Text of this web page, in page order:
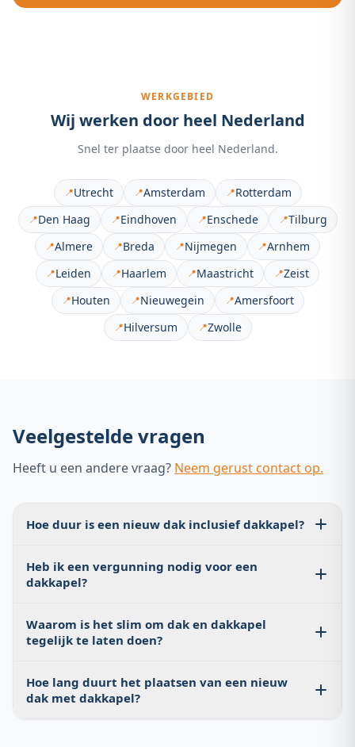
WERKGEBIED
Wij werken door heel Nederland
Snel ter plaatse door heel Nederland.
📍Utrecht 📍Amsterdam 📍Rotterdam
📍Den Haag 📍Eindhoven 📍Enschede 📍Tilburg
📍Almere 📍Breda 📍Nijmegen 📍Arnhem
📍Leiden 📍Haarlem 📍Maastricht 📍Zeist
📍Houten 📍Nieuwegein 📍Amersfoort
📍Hilversum 📍Zwolle
Veelgestelde vragen
Heeft u een andere vraag? Neem gerust contact op.
Hoe duur is een nieuw dak inclusief dakkapel?
plus een standaard dakkapel kost gemiddeld €14.000 tot
€22.000, afhankelijk van de dakgrootte en het
Heb ik een vergunning nodig voor een
dakkapel?
omgevingsvergunning vereist. Er zijn uitzonderingen
voor kleine dakkapellen aan de achterzijde van de
Blankers Dakdekkers helpt u bij de vergunningcheck.
Waarom is het slim om dak en dakkapel
tegelijk te laten doen?
beide projecten tegelijk worden uitgevoerd. Bovendien
is de aansluiting van dakkapel en dakbedekking dan
Hoe lang duurt het plaatsen van een nieuw
dak met dakkapel?